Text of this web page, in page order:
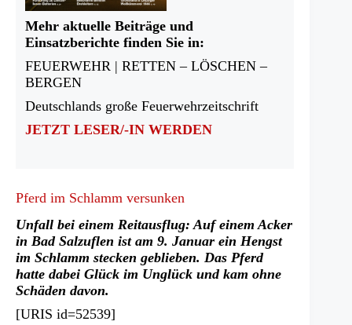
Mehr aktuelle Beiträge und
Einsatzberichte finden Sie in:
FEUERWEHR | RETTEN – LÖSCHEN –
BERGEN
Deutschlands große Feuerwehrzeitschrift
JETZT LESER/-IN WERDEN
Pferd im Schlamm versunken
Unfall bei einem Reitausflug: Auf einem Acker
in Bad Salzuflen ist am 9. Januar ein Hengst
im Schlamm stecken geblieben. Das Pferd
hatte dabei Glück im Unglück und kam ohne
Schäden davon.
[URIS id=52539]